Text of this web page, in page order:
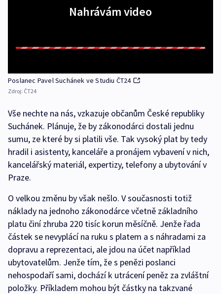
Nahrávám video
Poslanec Pavel Suchánek ve Studiu ČT24
Zdroj: ČT24
Vše nechte na nás, vzkazuje občanům České republiky
Suchánek. Plánuje, že by zákonodárci dostali jednu
sumu, ze které by si platili vše. Tak vysoký plat by tedy
hradil i asistenty, kanceláře a pronájem vybavení v nich,
kancelářský materiál, expertizy, telefony a ubytování v
Praze.
O velkou změnu by však nešlo. V současnosti totiž
náklady na jednoho zákonodárce včetně základního
platu činí zhruba 220 tisíc korun měsíčně. Jenže řada
částek se nevyplácí na ruku s platem a s náhradami za
dopravu a reprezentaci, ale jdou na účet například
ubytovatelům. Jenže tím, že s penězi poslanci
nehospodaří sami, dochází k utrácení peněz za zvláštní
položky. Příkladem mohou být částky na takzvané